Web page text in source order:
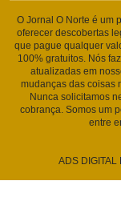
O Jornal O Norte é um
oferecer descobertas
que pague qualquer
100% gratuitos. Nós
atualizadas em
mudanças das coisas
Nunca solicitamos
cobrança. Somos um
entre
ADS DIGITAL